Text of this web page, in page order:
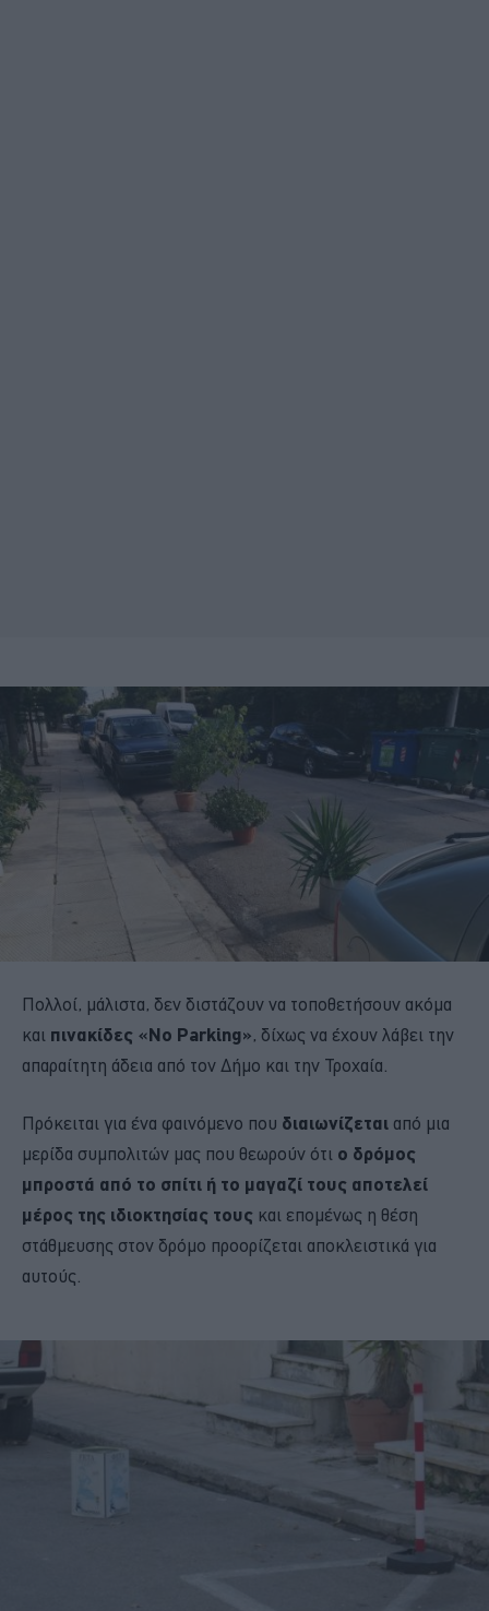
Πολλοί, μάλιστα, δεν διστάζουν να τοποθετήσουν ακόμα
και πινακίδες «No Parking», δίχως να έχουν λάβει την
απαραίτητη άδεια από τον Δήμο και την Τροχαία.
Πρόκειται για ένα φαινόμενο που διαιωνίζεται από μια
μερίδα συμπολιτών μας που θεωρούν ότι ο δρόμος
μπροστά από το σπίτι ή το μαγαζί τους αποτελεί
μέρος της ιδιοκτησίας τους και επομένως η θέση
στάθμευσης στον δρόμο προορίζεται αποκλειστικά για
αυτούς.